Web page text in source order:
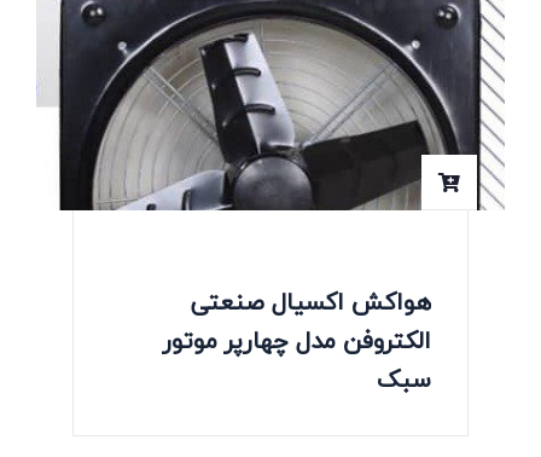
هواکش اکسیال صنعتی
الکتروفن مدل چهارپر موتور
سبک